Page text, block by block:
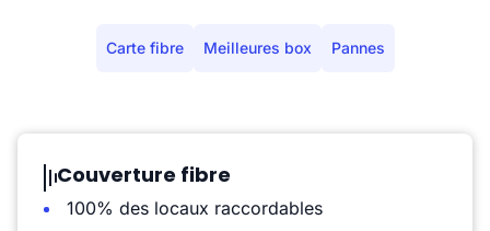
Carte fibre Meilleures box Pannes
Couverture fibre
100% des locaux raccordables